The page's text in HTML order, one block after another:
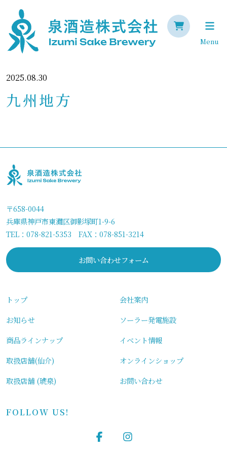
Menu
2025.08.30
九州地方
〒658-0044
兵庫県神戸市東灘区御影塚町1-9-6
TEL： 078-821-5353 FAX：078-851-3214
お問い合わせフォーム
トップ
お知らせ
商品ラインナップ
取扱店舗(仙介)
取扱店舗 (琥泉)
会社案内
ソーラー発電施設
イベント情報
オンラインショップ
お問い合わせ
FOLLOW US!